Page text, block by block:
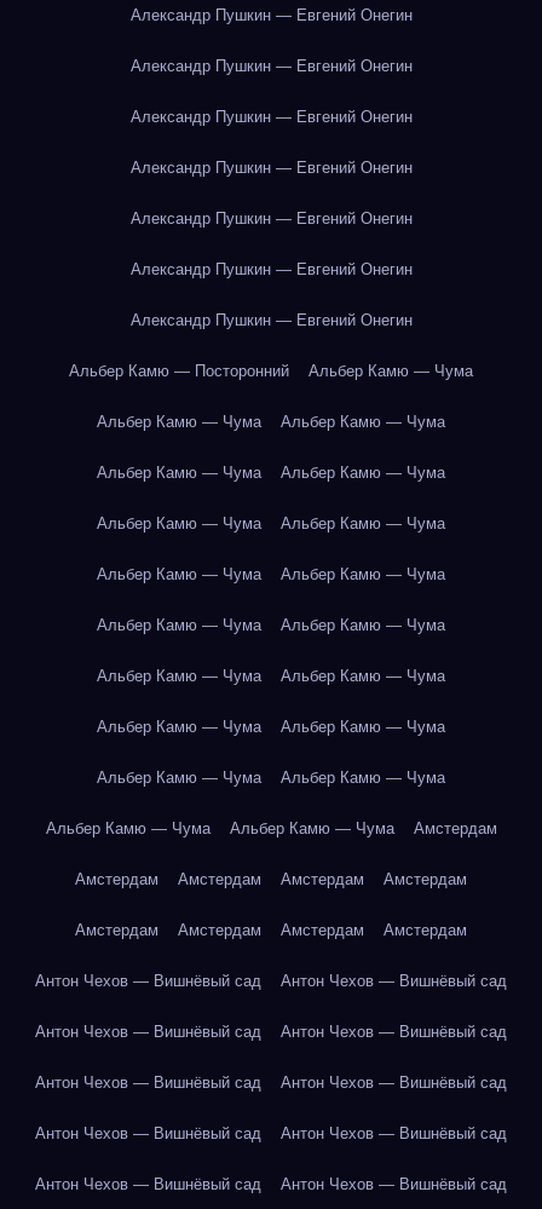
Александр Пушкин — Евгений Онегин
Александр Пушкин — Евгений Онегин
Александр Пушкин — Евгений Онегин
Александр Пушкин — Евгений Онегин
Александр Пушкин — Евгений Онегин
Александр Пушкин — Евгений Онегин
Александр Пушкин — Евгений Онегин
Альбер Камю — Посторонний Альбер Камю — Чума
Альбер Камю — Чума Альбер Камю — Чума
Альбер Камю — Чума Альбер Камю — Чума
Альбер Камю — Чума Альбер Камю — Чума
Альбер Камю — Чума Альбер Камю — Чума
Альбер Камю — Чума Альбер Камю — Чума
Альбер Камю — Чума Альбер Камю — Чума
Альбер Камю — Чума Альбер Камю — Чума
Альбер Камю — Чума Альбер Камю — Чума
Альбер Камю — Чума Альбер Камю — Чума Амстердам
Амстердам Амстердам Амстердам Амстердам
Амстердам Амстердам Амстердам Амстердам
Антон Чехов — Вишнёвый сад Антон Чехов — Вишнёвый сад
Антон Чехов — Вишнёвый сад Антон Чехов — Вишнёвый сад
Антон Чехов — Вишнёвый сад Антон Чехов — Вишнёвый сад
Антон Чехов — Вишнёвый сад Антон Чехов — Вишнёвый сад
Антон Чехов — Вишнёвый сад Антон Чехов — Вишнёвый сад